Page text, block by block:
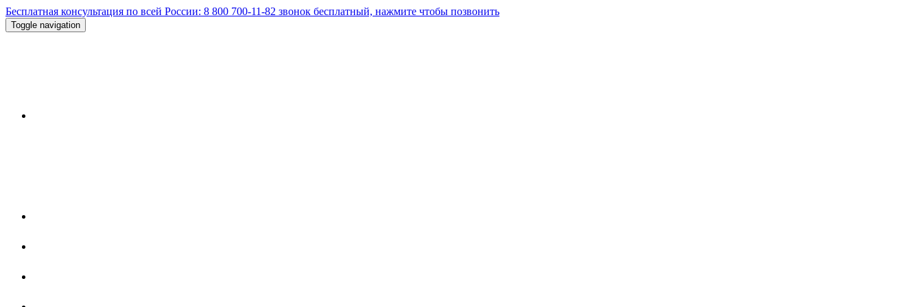
Бесплатная консультация по всей России: 8 800 700-11-82 звонок бесплатный, нажмите чтобы позвонить
Toggle navigation